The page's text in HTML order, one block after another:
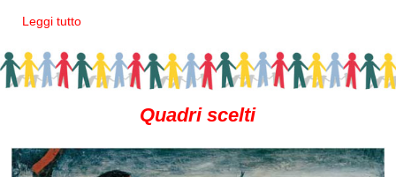
Leggi tutto
Quadri scelti